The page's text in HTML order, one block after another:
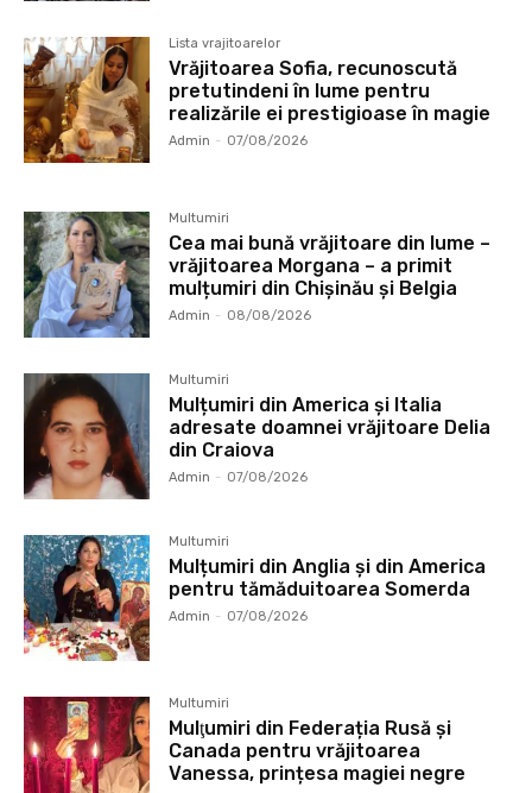
Lista vrajitoarelor
Vrăjitoarea Sofia, recunoscută
pretutindeni în lume pentru
realizările ei prestigioase în magie
Admin - 07/08/2026
Multumiri
Cea mai bună vrăjitoare din lume –
vrăjitoarea Morgana – a primit
mulțumiri din Chișinău și Belgia
Admin - 08/08/2026
Multumiri
Mulțumiri din America și Italia
adresate doamnei vrăjitoare Delia
din Craiova
Admin - 07/08/2026
Multumiri
Mulțumiri din Anglia și din America
pentru tămăduitoarea Somerda
Admin - 07/08/2026
Multumiri
Mulţumiri din Federația Rusă și
Canada pentru vrăjitoarea
Vanessa, prințesa magiei negre